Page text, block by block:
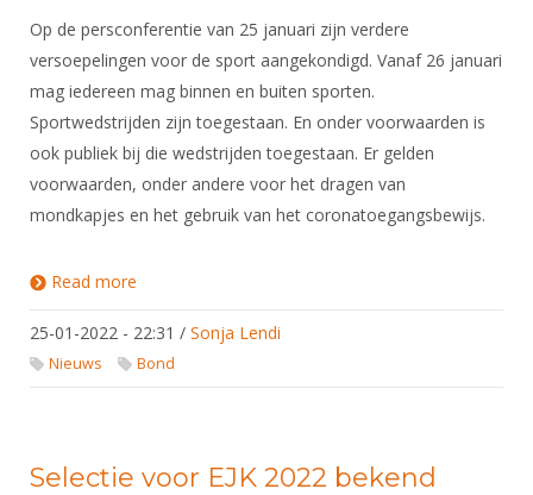
Op de persconferentie van 25 januari zijn verdere
versoepelingen voor de sport aangekondigd. Vanaf 26 januari
mag iedereen mag binnen en buiten sporten.
Sportwedstrijden zijn toegestaan. En onder voorwaarden is
ook publiek bij die wedstrijden toegestaan. Er gelden
voorwaarden, onder andere voor het dragen van
mondkapjes en het gebruik van het coronatoegangsbewijs.
Read more
25-01-2022 - 22:31 / Sonja Lendi
Nieuws Bond
Selectie voor EJK 2022 bekend